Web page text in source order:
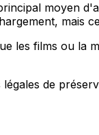
moyen
mais
films ou la
de